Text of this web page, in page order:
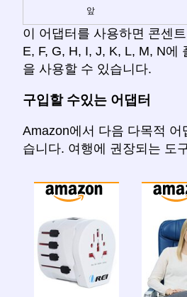
앞
이 어댑터를 사용하면 콘센
E, F, G, H, I, J, K, L, M, N에
을 사용할 수 있습니다.
구입할 수있는 어댑터
Amazon에서 다음 다목적 어
습니다. 여행에 권장되는 도